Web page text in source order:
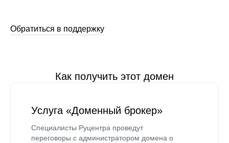
Обратиться в поддержку
Как получить этот домен
Услуга «Доменный брокер»
Специалисты Руцентра проведут
переговоры с администратором домена о